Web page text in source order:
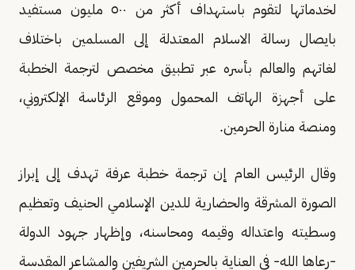
لخدماتها لتقوم باستهداف أكثر من ٥٠٠ مليون مستفيد
بايصال رسالة الاسلام المعتدلة إلى المسلمين باختلاف
لغاتهم والعالم بأسره عبر تطبيق مخصص لترجمة الخطبة
على أجهزة الهاتف المحمول وموقع الرئاسة الإلكتروني،
ومنصة منارة الحرمين.
وقال الرئيس العام إن ترجمة خطبة عرفة تهدف إلى إبراز
الصورة المشرقة والحضارية للدين الإسلامي الحنيف وتعظيم
وسطيته واعتداله وقيمه ومحاسنه، وإظهار جهود الدولة
-رعاها الله- في العناية بالحرمين الشريفين والمشاعر المقدسة